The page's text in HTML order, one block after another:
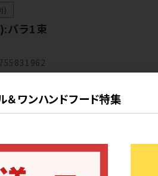
)
バラ1束
日 2026-08-21 注文締切日
ワンハンドフード特集